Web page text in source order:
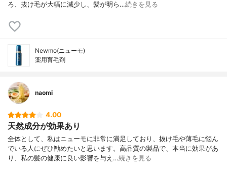
ろ、抜け毛が大幅に減少し、髪が明ら…続きを見る
Newmo(ニューモ)
薬用育毛剤
naomi
4.00
天然成分が効果あり
全体として、私はニューモに非常に満足しており、抜け毛や薄毛に悩ん
でいる人にぜひ勧めたいと思います。高品質の製品で、本当に効果があ
り、私の髪の健康に良い影響を与え…続きを見る